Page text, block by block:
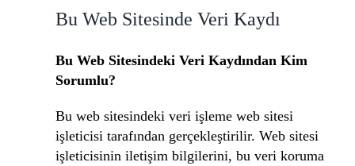
Bu Web Sitesinde Veri Kaydı
Bu Web Sitesindeki Veri Kaydından Kim
Sorumlu?
Bu web sitesindeki veri işleme web sitesi
işleticisi tarafından gerçekleştirilir. Web sitesi
işleticisinin iletişim bilgilerini, bu veri koruma